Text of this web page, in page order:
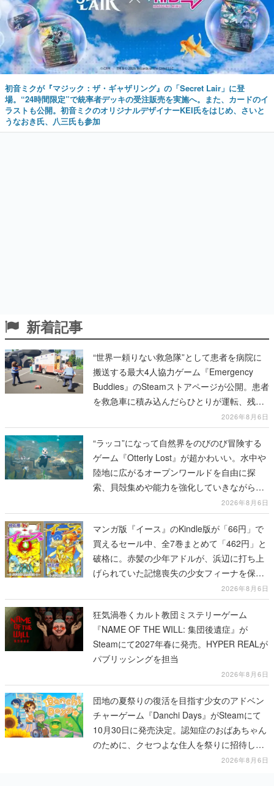
初音ミクが『マジック：ザ・ギャザリング』の「Secret Lair」に登
場。“24時間限定”で統率者デッキの受注販売を実施へ。また、カードのイ
ラストも公開。初音ミクのオリジナルデザイナーKEI氏をはじめ、さいと
うなおき氏、八三氏も参加
新着記事
“世界一頼りない救急隊”として患者を病院に
搬送する最大4人協力ゲーム『Emergency
Buddies』のSteamストアページが公開。患者
を救急車に積み込んだらひとりが運転、残り
2026年8月6日
“ラッコ”になって自然界をのびのび冒険する
ゲーム『Otterly Lost』が超かわいい。水中や
陸地に広がるオープンワールドを自由に探
索、貝殻集めや能力を強化していきながら、
2026年8月6日
マンガ版『イース』のKindle版が「66円」で
買えるセール中、全7巻まとめて「462円」と
破格に。赤髪の少年アドルが、浜辺に打ち上
げられていた記憶喪失の少女フィーナを保護
2026年8月6日
狂気渦巻くカルト教団ミステリーゲーム
『NAME OF THE WILL: 集団後遺症』が
Steamにて2027年春に発売。HYPER REALが
パブリッシングを担当
2026年8月6日
団地の夏祭りの復活を目指す少女のアドベン
チャーゲーム『Danchi Days』がSteamにて
10月30日に発売決定。認知症のおばあちゃん
のために、クセつよな住人を祭りに招待して
2026年8月6日